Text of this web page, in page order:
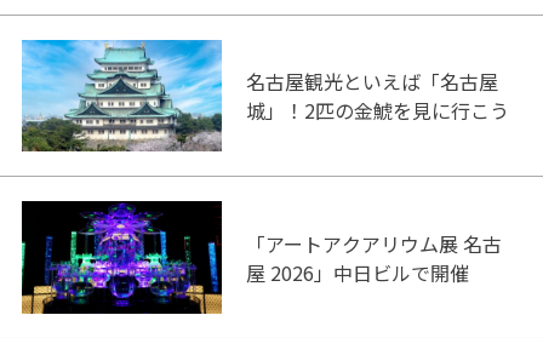
名古屋観光といえば「名古屋
城」！2匹の金鯱を見に行こう
「アートアクアリウム展 名古
屋 2026」中日ビルで開催